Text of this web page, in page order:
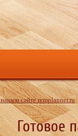
сайте remplanner.ru
Готовое